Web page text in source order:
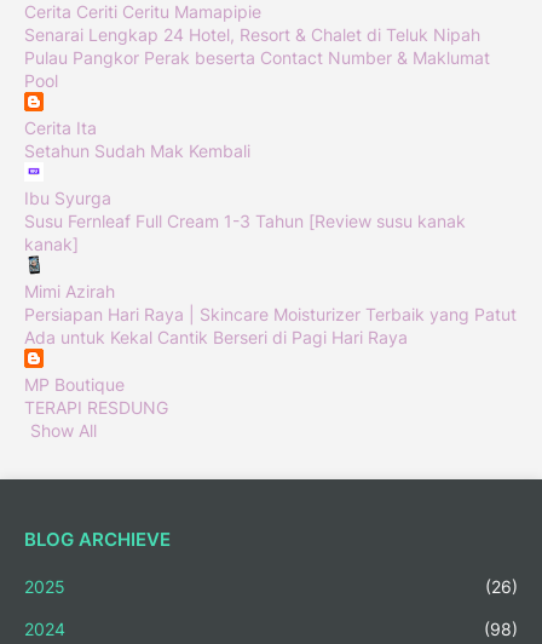
Cerita Ceriti Ceritu Mamapipie
Senarai Lengkap 24 Hotel, Resort & Chalet di Teluk Nipah
Pulau Pangkor Perak beserta Contact Number & Maklumat
Pool
Cerita Ita
Setahun Sudah Mak Kembali
Ibu Syurga
Susu Fernleaf Full Cream 1-3 Tahun [Review susu kanak
kanak]
Mimi Azirah
Persiapan Hari Raya | Skincare Moisturizer Terbaik yang Patut
Ada untuk Kekal Cantik Berseri di Pagi Hari Raya
MP Boutique
TERAPI RESDUNG
Show All
BLOG ARCHIEVE
2025 (26)
2024 (98)